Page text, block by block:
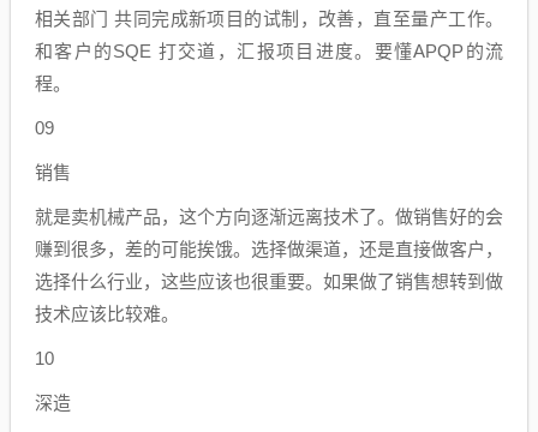
相关部门 共同完成新项目的试制，改善，直至量产工作。
和客户的SQE 打交道，汇报项目进度。要懂APQP的流
程。
09
销售
就是卖机械产品，这个方向逐渐远离技术了。做销售好的会
赚到很多，差的可能挨饿。选择做渠道，还是直接做客户，
选择什么行业，这些应该也很重要。如果做了销售想转到做
技术应该比较难。
10
深造